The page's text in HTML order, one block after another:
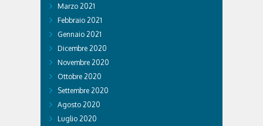
Marzo 2021
Febbraio 2021
Gennaio 2021
Dicembre 2020
Novembre 2020
Ottobre 2020
Settembre 2020
Agosto 2020
Luglio 2020